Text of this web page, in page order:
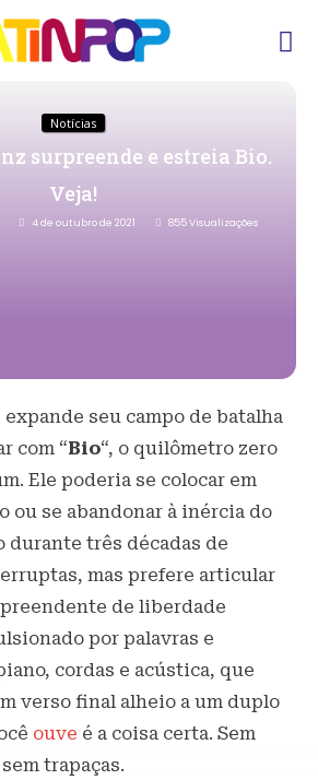
Notícias
surpreende e estreia Bio.
Veja!
4 de outubro de 2021 855Visualizações
expande seu campo de batalha
com “Bio“, o quilômetro zero
Ele poderia se colocar em
ou se abandonar à inércia do
três décadas de
mas prefere articular
de liberdade
por palavras e
cordas e acústica, que
verso final alheio a um duplo
ouve é a coisa certa. Sem
trapaças.